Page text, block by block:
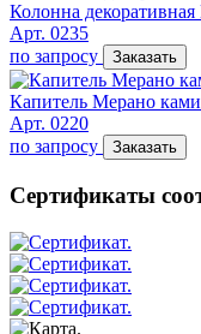
Колонна
Арт. 0235
по запросу
Заказать
Капитель Мерано
Арт. 0220
по запросу
Заказать
Сертификаты